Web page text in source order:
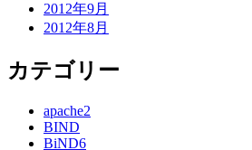
2012年9月
2012年8月
カテゴリー
apache2
BIND
BiND6